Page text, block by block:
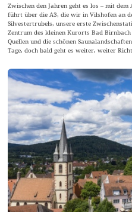
Zwischen den Jahren geht es los – mit
führt über die A3, die wir in Vilshofen an
Silvestertrubels, unsere erste
Zentrum des kleinen Kurorts Bad
Quellen und die schönen
Tage, doch bald geht es weiter, weiter